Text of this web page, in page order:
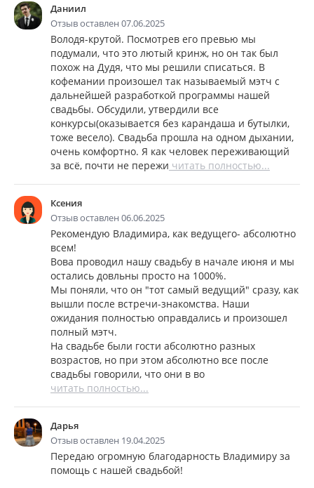
Даниил
Отзыв оставлен 07.06.2025
Володя-крутой. Посмотрев его превью мы
подумали, что это лютый кринж, но он так был
похож на Дудя, что мы решили списаться. В
кофемании произошел так называемый мэтч с
дальнейшей разработкой программы нашей
свадьбы. Обсудили, утвердили все
конкурсы(оказывается без карандаша и бутылки,
тоже весело). Свадьба прошла на одном дыхании,
очень комфортно. Я как человек переживающий
за всё, почти не пережи читать полностью...
Ксения
Отзыв оставлен 06.06.2025
Рекомендую Владимира, как ведущего- абсолютно
всем!
Вова проводил нашу свадьбу в начале июня и мы
остались довльны просто на 1000%.
Мы поняли, что он "тот самый ведущий" сразу, как
вышли после встречи-знакомства. Наши
ожидания полностью оправдались и произошел
полный мэтч.
На свадьбе были гости абсолютно разных
возрастов, но при этом абсолютно все после
свадьбы говорили, что они в во
читать полностью...
Дарья
Отзыв оставлен 19.04.2025
Передаю огромную благодарность Владимиру за
помощь с нашей свадьбой!